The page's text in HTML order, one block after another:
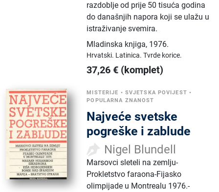
razdoblje od prije 50 tisuća godina
do današnjih napora koji se ulažu u
istraživanje svemira.
Mladinska knjiga, 1976.
Hrvatski. Latinica.Tvrde korice.
37,26 € (komplet)
MISTERIJE • SVJETSKA POVIJEST •
POPULARNA ZNANOST
Najveće svetske
pogreške i zablude
Nigel Blundell
Marsovci sleteli na zemlju-
Prokletstvo faraona-Fijasko
olimpijade u Montrealu 1976.-